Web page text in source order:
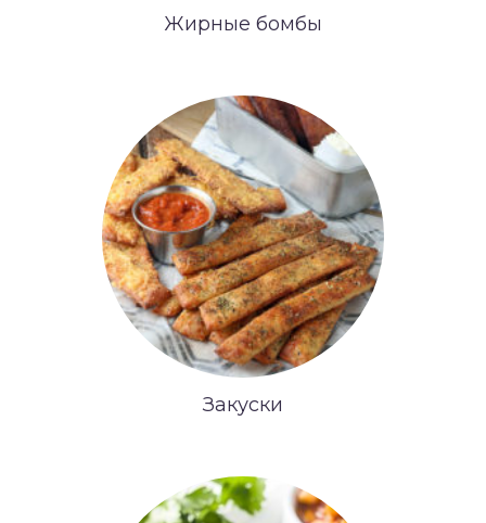
Жирные бомбы
Закуски